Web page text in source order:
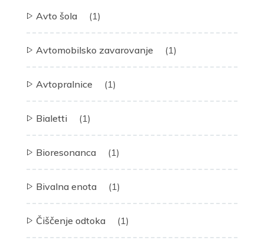
Avto šola (1)
Avtomobilsko zavarovanje (1)
Avtopralnice (1)
Bialetti (1)
Bioresonanca (1)
Bivalna enota (1)
Čiščenje odtoka (1)